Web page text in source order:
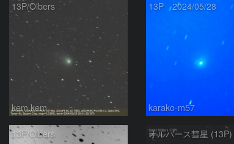
13P/Olbers
kem.kem
13P 2024/05/28
karako-m57
13P/Olbers